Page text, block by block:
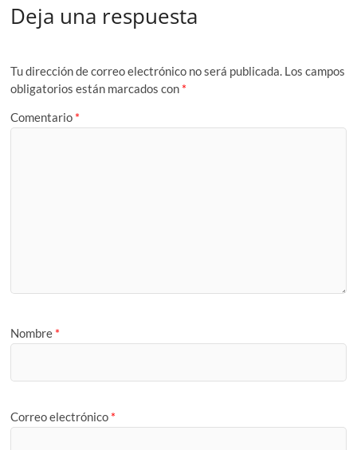
Deja una respuesta
Tu dirección de correo electrónico no será publicada. Los campos
obligatorios están marcados con *
Comentario *
Nombre *
Correo electrónico *